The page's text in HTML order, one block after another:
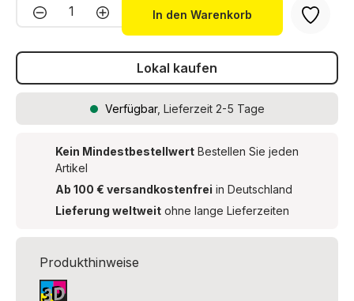
Produkt Anzahl: Gib den
In den Warenkorb
Lokal kaufen
Verfügbar, Lieferzeit 2-5 Tage
Kein Mindestbestellwert Bestellen Sie jeden
Artikel
Ab 100 € versandkostenfrei in Deutschland
Lieferung weltweit ohne lange Lieferzeiten
Produkthinweise